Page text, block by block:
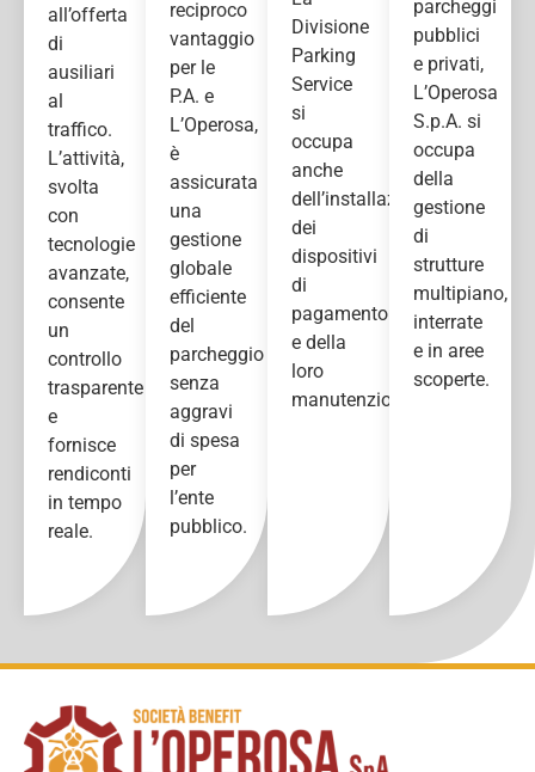
all’offerta
di
ausiliari
al
traffico.
L’attività,
svolta
con
tecnologie
avanzate,
consente
un
controllo
trasparente
e
fornisce
rendiconti
in tempo
reale.
reciproco
vantaggio
per le
P.A. e
L’Operosa,
è
assicurata
una
gestione
globale
efficiente
del
parcheggio
senza
aggravi
di spesa
per
l’ente
pubblico.
Divisione
Parking
Service
si
occupa
anche
dell’installazione
dei
dispositivi
di
pagamento
e della
loro
manutenzione.
parcheggi
pubblici
e privati,
L’Operosa
S.p.A. si
occupa
della
gestione
di
strutture
multipiano,
interrate
e in aree
scoperte.